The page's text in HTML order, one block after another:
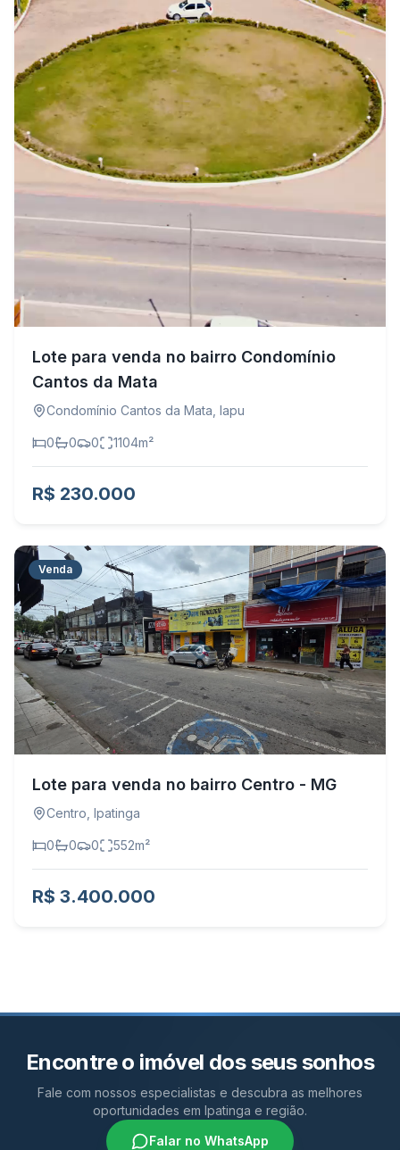
Lote para venda no bairro Condomínio
Cantos da Mata
Condomínio Cantos da Mata Iapu
0 0 0 1104m²
R$ 230.000
Venda
Lote para venda no bairro Centro - MG
Centro Ipatinga
0 0 0 552m²
R$ 3.400.000
Encontre o imóvel dos seus sonhos
Fale com nossos especialistas e descubra as melhores
oportunidades em Ipatinga e região.
Falar no WhatsApp